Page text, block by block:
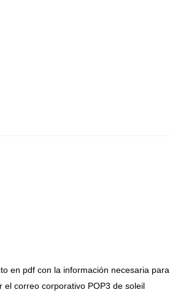
en pdf con la información necesaria para
el correo corporativo POP3 de soleil